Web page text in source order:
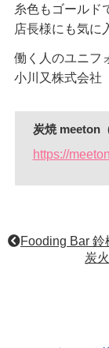
糸色もゴール
店長様にも気に
働く人のユニフ
小川又株式会
炭焼 meeton
https://
Fooding Bar 鈴
炭